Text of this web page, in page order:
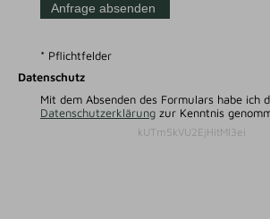
* Pflichtfelder
Datenschutz
Mit dem Absenden des Formulars habe ich
Datenschutzerklärung zur Kenntnis
kUTm5kVU2EjHitMI3ei